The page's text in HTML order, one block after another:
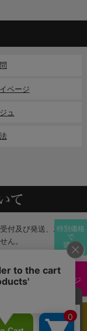
特別価格
で
購入
ページ
TOPへ
0
ページ
ュ
付及び発送、お問い
ん。
譲渡・提供すること
reserved.